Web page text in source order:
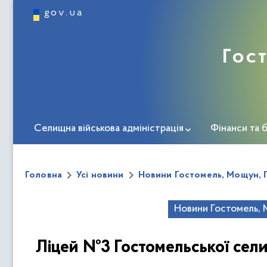
gov.ua
Селищна військова адміністрація Фінанси та
Дорожня карта ветерана Центр
Безбар'єрність Новини соціальної та
Головна Усі новини Новини Гостомель, Мощун,
Новини Гостомель,
Ліцей №3 Гостомельської